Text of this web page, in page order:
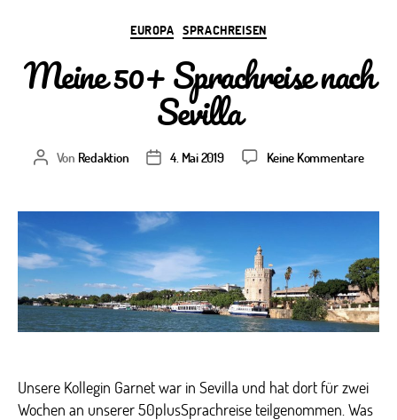
Kategorien
EUROPA SPRACHREISEN
Meine 50+ Sprachreise nach
Sevilla
Beitragsautor
Von Redaktion Veröffentlichungsdatum
4. Mai 2019 Keine Kommentarezu
Sevilla
Unsere Kollegin Garnet war in Sevilla und hat dort für zwei
Wochen an unserer 50plusSprachreise teilgenommen. Was